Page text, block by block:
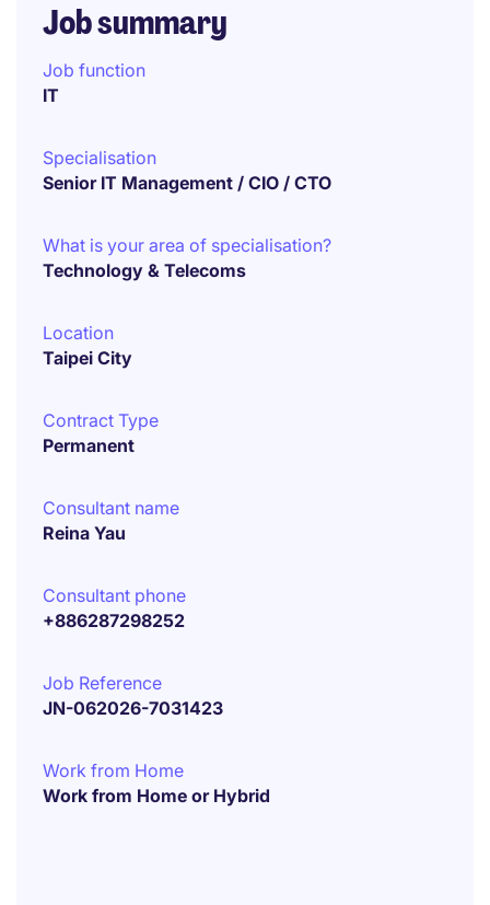
Job summary
Job function
IT
Specialisation
Senior IT Management / CIO / CTO
What is your area of specialisation?
Technology & Telecoms
Location
Taipei City
Contract Type
Permanent
Consultant name
Reina Yau
Consultant phone
+886287298252
Job Reference
JN-062026-7031423
Work from Home
Work from Home or Hybrid